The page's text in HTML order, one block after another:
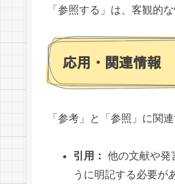
「参照する」は、客観的
応用・関連情報
「参考」と「参照」に関
引用： 他の文献や発
うに明記する必要が